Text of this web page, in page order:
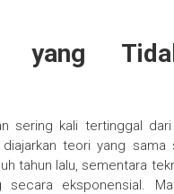
yang
sering kali tertinggal
teori yang sama
tahun lalu, sementara
secara eksponensial.